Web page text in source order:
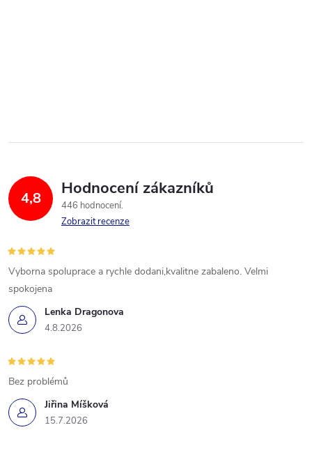
4,8 Hodnocení zákazníků
446 hodnocení
Zobrazit recenze
Lenka Dragonova
4.8.2026
Vyborna spoluprace a rychle dodani,kvalitne zabaleno. Velmi
spokojena
Jiřina Míšková
15.7.2026
Bez problémů